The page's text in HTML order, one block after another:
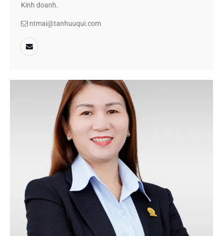
Kinh doanh.
ntmai@tanhuuqui.com